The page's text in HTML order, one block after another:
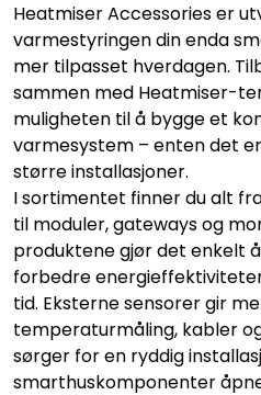
Heatmiser Accessories er
varmestyringen din enda
mer tilpasset hverdagen.
sammen med Heatmiser-
muligheten til å bygge et
varmesystem – enten det
større installasjoner.
I sortimentet finner du alt
til moduler, gateways og
produktene gjør det enkelt
forbedre
tid. Eksterne sensorer gir
temperaturmåling, kabler
sørger for en ryddig
smarthuskomponenter
Høyttalere
Kabler
Nettverk
Tilbehør
Merker